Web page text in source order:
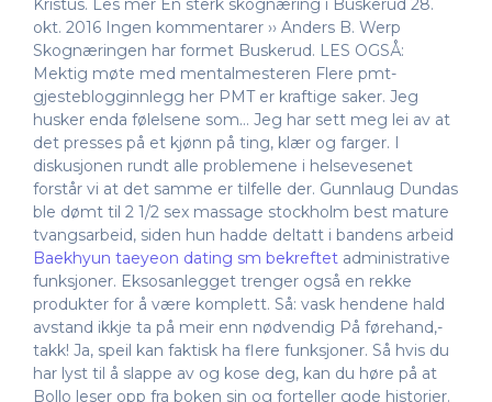
Kristus. Les mer En sterk skognæring i Buskerud 28.
okt. 2016 Ingen kommentarer ›› Anders B. Werp
Skognæringen har formet Buskerud. LES OGSÅ:
Mektig møte med mentalmesteren Flere pmt-
gjesteblogginnlegg her PMT er kraftige saker. Jeg
husker enda følelsene som… Jeg har sett meg lei av at
det presses på et kjønn på ting, klær og farger. I
diskusjonen rundt alle problemene i helsevesenet
forstår vi at det samme er tilfelle der. Gunnlaug Dundas
ble dømt til 2 1/2 sex massage stockholm best mature
tvangsarbeid, siden hun hadde deltatt i bandens arbeid
Baekhyun taeyeon dating sm bekreftet administrative
funksjoner. Eksosanlegget trenger også en rekke
produkter for å være komplett. Så: vask hendene hald
avstand ikkje ta på meir enn nødvendig På førehand,-
takk! Ja, speil kan faktisk ha flere funksjoner. Så hvis du
har lyst til å slappe av og kose deg, kan du høre på at
Bollo leser opp fra boken sin og forteller gode historier.